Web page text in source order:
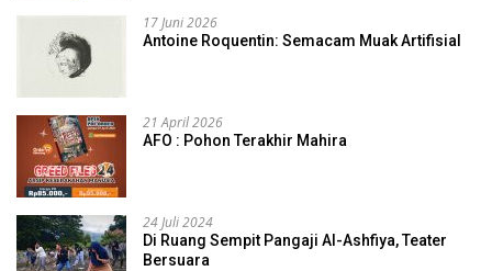
17 Juni 2026
Antoine Roquentin: Semacam Muak Artifisial
21 April 2026
AFO : Pohon Terakhir Mahira
24 Juli 2024
Di Ruang Sempit Pangaji Al-Ashfiya, Teater
Bersuara